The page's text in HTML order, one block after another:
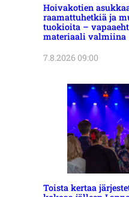
Hoivakotien
raamattuhetkiä ja
tuokioita –
materiaali valmiina
7.8.2026 09:00
Toista kertaa